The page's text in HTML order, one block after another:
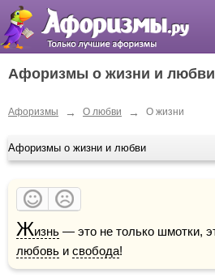
Афоризмы о жизни и любви
Афоризмы → О любви → О жизни
Афоризмы о жизни и любви
Жизнь
любовь и свобода!